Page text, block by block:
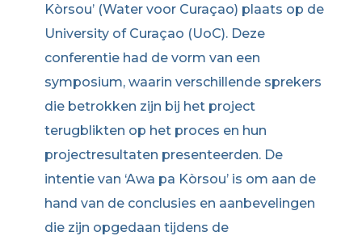
Kòrsou’ (Water voor Curaçao) plaats op de
University of Curaçao (UoC). Deze
conferentie had de vorm van een
symposium, waarin verschillende sprekers
die betrokken zijn bij het project
terugblikten op het proces en hun
projectresultaten presenteerden. De
intentie van ‘Awa pa Kòrsou’ is om aan de
hand van de conclusies en aanbevelingen
die zijn opgedaan tijdens de